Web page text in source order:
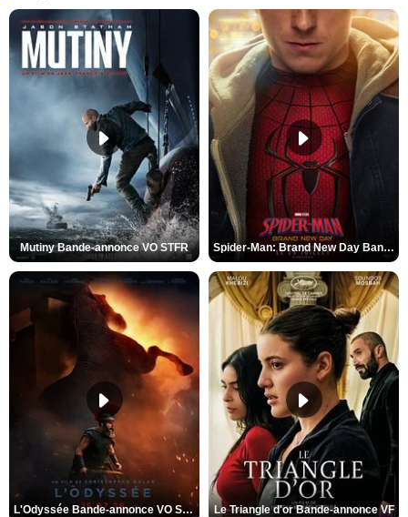
Mutiny Bande-annonce VO STFR Spider-Man: Brand New Day Bande-annonce VO STFR
L'Odyssée Bande-annonce VO STFR Le Triangle d'or Bande-annonce VF